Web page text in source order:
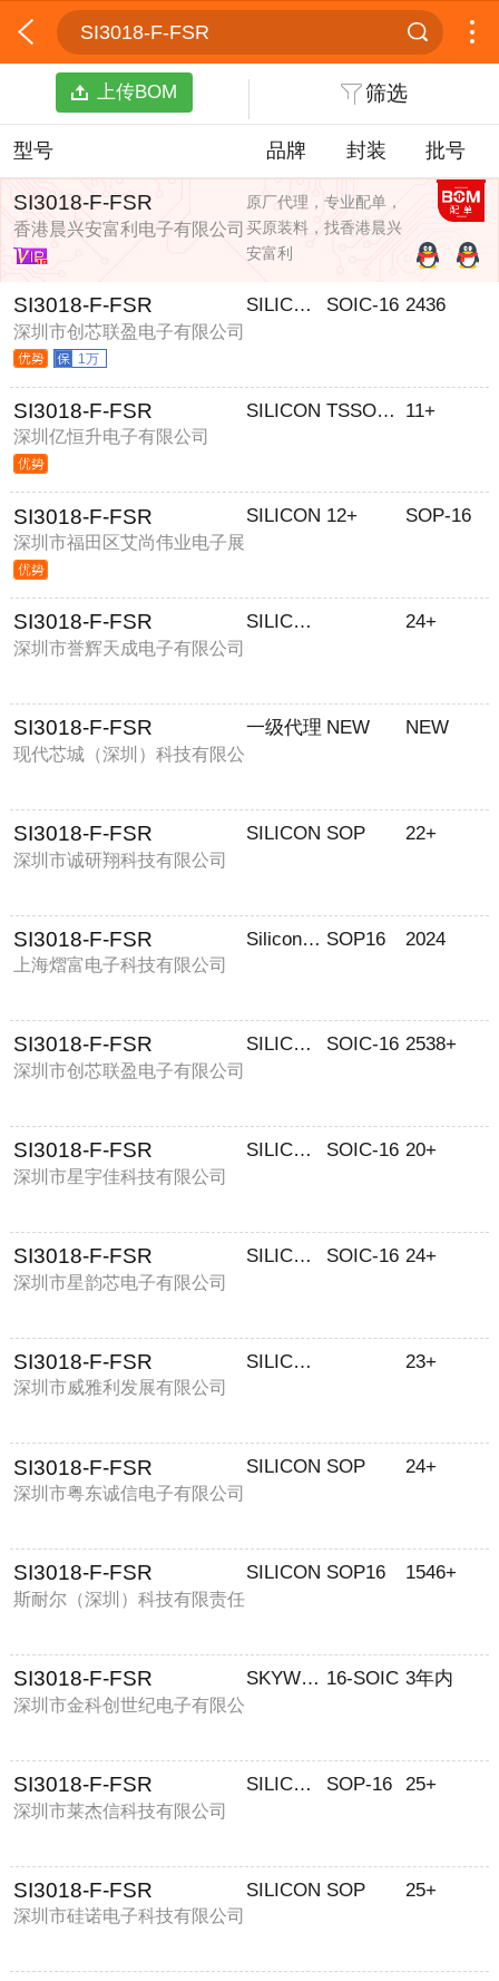
SI3018-F-FSR
上传BOM 筛选
型号 品牌 封装 批号
SI3018-F-FSR
香港晨兴安富利电子有限公司
原厂代理，专业配单，
买原装料，找香港晨兴
安富利
SI3018-F-FSR
深圳市创芯联盈电子有限公司
1万
SILICON/芯科 SOIC-16 2436
SI3018-F-FSR
深圳亿恒升电子有限公司
SILICON TSSOP24 11+
SI3018-F-FSR
深圳市福田区艾尚伟业电子展
销部
SILICON 12+ SOP-16
SI3018-F-FSR
深圳市誉辉天成电子有限公司
SILICON LABS/芯科 24+
SI3018-F-FSR
现代芯城（深圳）科技有限公
一级代理 NEW NEW
SI3018-F-FSR
深圳市诚研翔科技有限公司
SILICON SOP 22+
SI3018-F-FSR
上海熠富电子科技有限公司
Silicon Labs SOP16 2024
SI3018-F-FSR
深圳市创芯联盈电子有限公司
SILICON LABS芯科 SOIC-16 2538+
SI3018-F-FSR
深圳市星宇佳科技有限公司
SILICON LABS(芯科) SOIC-16 20+
SI3018-F-FSR
深圳市星韵芯电子有限公司
SILICON LABS(芯科) SOIC-16 24+
SI3018-F-FSR
深圳市威雅利发展有限公司
SILICON LABS/芯科 23+
SI3018-F-FSR
深圳市粤东诚信电子有限公司
SILICON SOP 24+
SI3018-F-FSR
斯耐尔（深圳）科技有限责任
SILICON SOP16 1546+
SI3018-F-FSR
深圳市金科创世纪电子有限公
SKYWORKS/思佳讯 16-SOIC 3年内
SI3018-F-FSR
深圳市莱杰信科技有限公司
SILICONLAS/芯科B SOP-16 25+
SI3018-F-FSR
深圳市硅诺电子科技有限公司
SILICON SOP 25+